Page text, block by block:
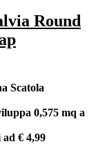
Round
Scatola
0,575 mq a
ad € 4,99